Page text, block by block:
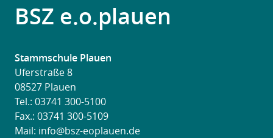
BSZ e.o.plauen
Stammschule Plauen
Uferstraße 8
08527 Plauen
Tel.: 03741 300-5100
Fax.: 03741 300-5109
Mail: info@bsz-eoplauen.de